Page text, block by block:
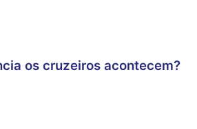
os cruzeiros acontecem?